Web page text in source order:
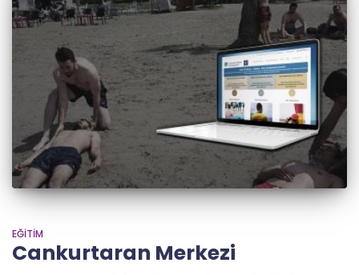
EĞITIM
Cankurtaran Merkezi